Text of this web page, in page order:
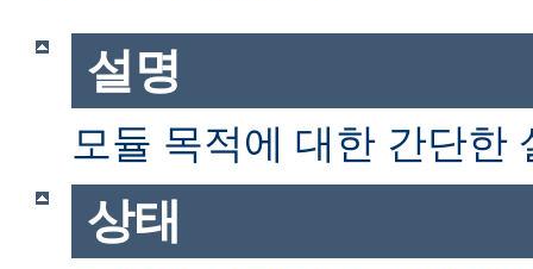
설명
모듈 목적에 대한 간단한
상태